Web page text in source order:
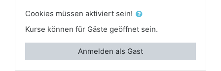
Cookies müssen aktiviert sein!
Kurse können für Gäste geöffnet sein.
Anmelden als Gast